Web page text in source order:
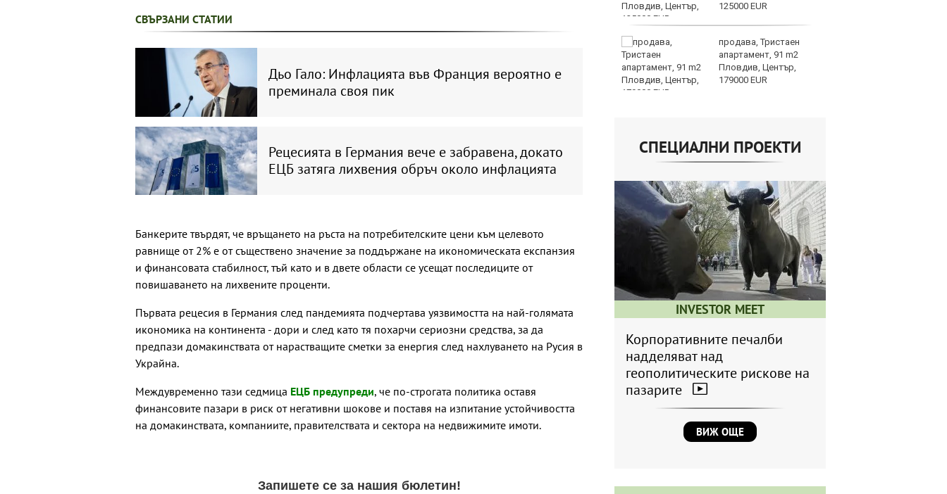
СВЪРЗАНИ СТАТИИ
Дьо Гало: Инфлацията във Франция вероятно е
преминала своя пик
Рецесията в Германия вече е забравена, докато
ЕЦБ затяга лихвения обръч около инфлацията
Банкерите твърдят, че връщането на ръста на потребителските цени към целевото
равнище от 2% е от съществено значение за поддържане на икономическата експанзия
и финансовата стабилност, тъй като и в двете области се усещат последиците от
повишаването на лихвените проценти.
Първата рецесия в Германия след пандемията подчертава уязвимостта на най-голямата
икономика на континента - дори и след като тя похарчи сериозни средства, за да
предпази домакинствата от нарастващите сметки за енергия след нахлуването на Русия в
Украйна.
Междувременно тази седмица ЕЦБ предупреди, че по-строгата политика оставя
финансовите пазари в риск от негативни шокове и поставя на изпитание устойчивостта
на домакинствата, компаниите, правителствата и сектора на недвижимите имоти.
на празника на Варна
125000 EUR
продава, Тристаен
апартамент, 91 m2
Пловдив, Център,
179000 EUR
СПЕЦИАЛНИ ПРОЕКТИ
INVESTOR MEET
Корпоративните печалби
надделяват над
геополитическите рискове на
пазарите
ВИЖ ОЩЕ